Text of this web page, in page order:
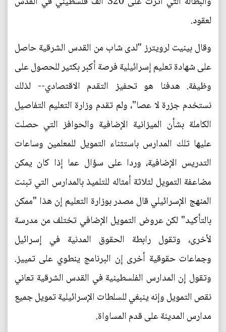
لعقود.
وقال بينيت لرويترز "لدى شاب من القدس الشرقية حاصل
على شهادة تعليم إسرائيلية فرصة أكبر بكثير للحصول على
وظيفة. هدفنا هو تحفيز التقدم الاقتصادي-- لذلك
نستخدم جزرة لا عصا"، ولم تقدم وزارة التعليم التفاصيل
الكاملة بشأن الميزانية الإضافية والحوافز التي حصلت
عليها تلك المدارس باستثناء التمويل للمعلمين وساعات
التدريس الإضافية، وردا على سؤال عما إذا كان يمكن
مضاعفة التمويل لثلاثة أمثاله للتلميذ بالمدارس التي تبنت
المنهج الإسرائيلي قال مصدر بوزارة التعليم إن هذا "ممكن
بالتأكيد" لكن عروض التمويل الإضافي تختلف من مدرسة
لأخرى، وتقول رابطة الحقوق المدنية في إسرائيل
وجماعات حقوقية أخرى إن البرنامج ينطوي على تمييز.
وتقول إن المدارس الفلسطينية في القدس الشرقية تعاني
نقص التمويل وإنه ينبغي للسلطات الإسرائيلية تمويل جميع
مدارس المدينة على قدم المساواة.